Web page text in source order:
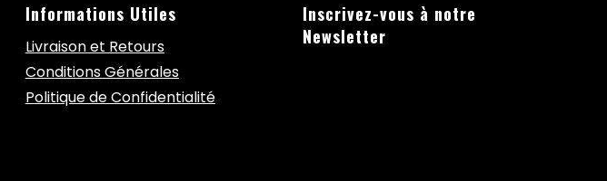
Informations Utiles
Livraison et Retours
Conditions Générales
Politique de Confidentialité
Inscrivez-vous à notre
Newsletter